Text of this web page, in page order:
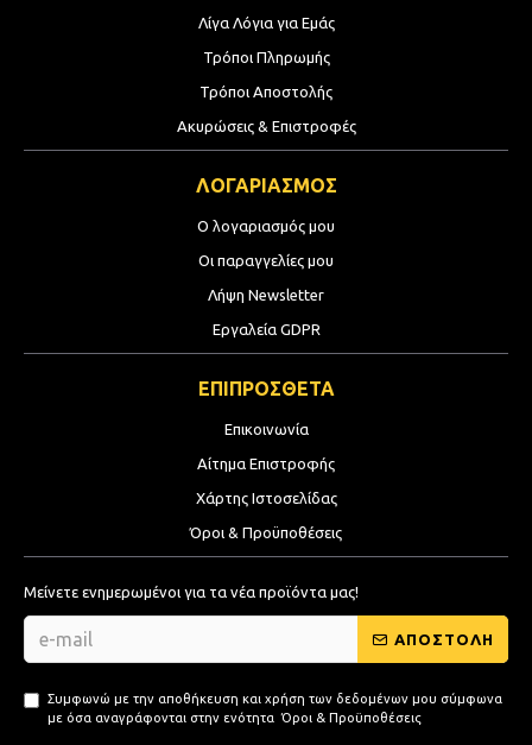
Λίγα Λόγια για Εμάς
Τρόποι Πληρωμής
Τρόποι Αποστολής
Ακυρώσεις & Επιστροφές
ΛΟΓΑΡΙΑΣΜΟΣ
Ο λογαριασμός μου
Οι παραγγελίες μου
Λήψη Newsletter
Εργαλεία GDPR
ΕΠΙΠΡΟΣΘΕΤΑ
Επικοινωνία
Αίτημα Επιστροφής
Χάρτης Ιστοσελίδας
Όροι & Προϋποθέσεις
Μείνετε ενημερωμένοι για τα νέα προϊόντα μας!
ΑΠΟΣΤΟΛΗ
Συμφωνώ με την αποθήκευση και χρήση των δεδομένων μου σύμφωνα
με όσα αναγράφονται στην ενότητα Όροι & Προϋποθέσεις